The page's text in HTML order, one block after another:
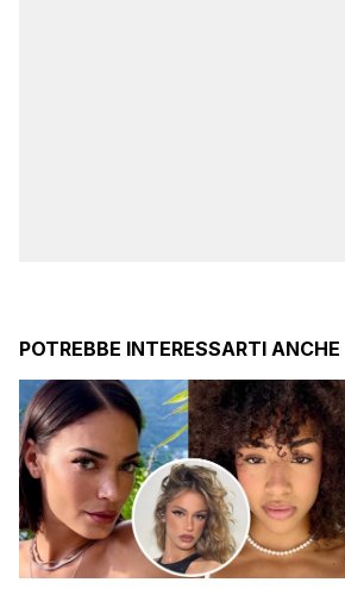
POTREBBE INTERESSARTI ANCHE